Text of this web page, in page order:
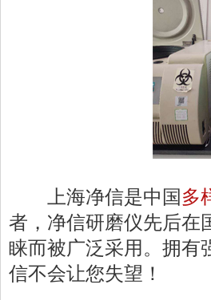
上海净信是中国 多
者，净信研磨仪先后在
睐而被广泛采用。拥有
信不会让您失望！